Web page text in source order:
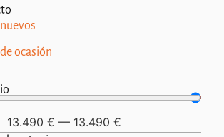
ocasión
13.490 € — 13.490 €